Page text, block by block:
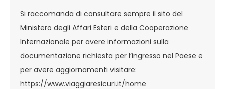
Si raccomanda di consultare sempre il sito del
Ministero degli Affari Esteri e della Cooperazione
Internazionale per avere informazioni sulla
documentazione richiesta per l’ingresso nel Paese e
per avere aggiornamenti visitare:
https://www.viaggiaresicuri.it/home